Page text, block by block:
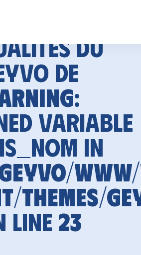
du
de
:
variable
in
themes/
line 23